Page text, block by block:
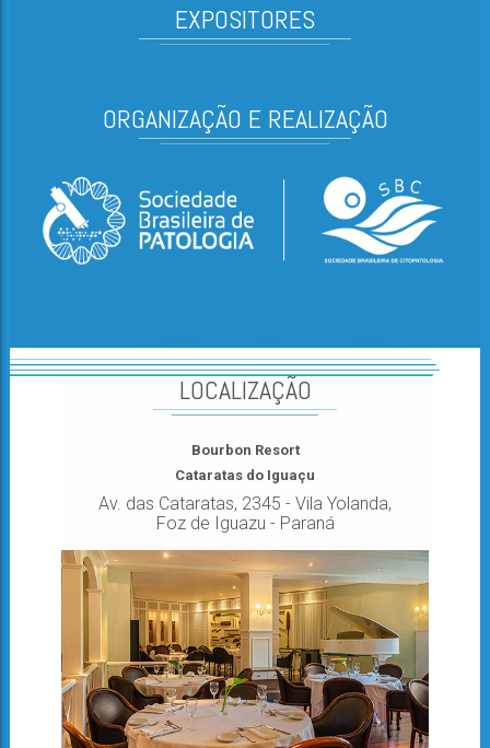
EXPOSITORES
ORGANIZAÇÃO E REALIZAÇÃO
LOCALIZAÇÃO
Bourbon Resort
Cataratas do Iguaçu
Av. das Cataratas, 2345 - Vila Yolanda,
Foz de Iguazu - Paraná